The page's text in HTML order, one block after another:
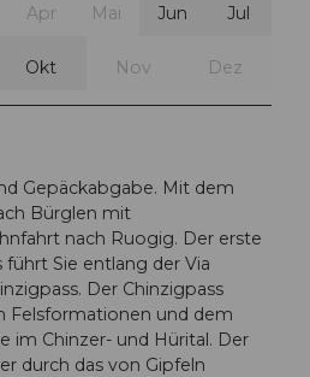
Apr Mai Jun Jul
Okt Nov Dez
Gepäckabgabe. Mit dem
Bürglen mit
nach Ruogig. Der erste
führt Sie entlang der Via
Der Chinzigpass
Felsformationen und dem
im Chinzer- und Hürital. Der
durch das von Gipfeln